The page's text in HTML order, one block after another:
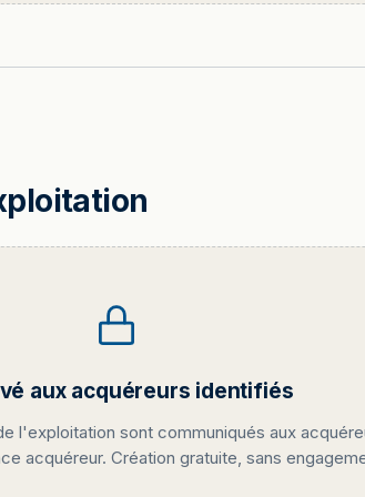
aux acquéreurs identifiés
l'exploitation sont communiqués aux
acquéreur. Création gratuite, sans